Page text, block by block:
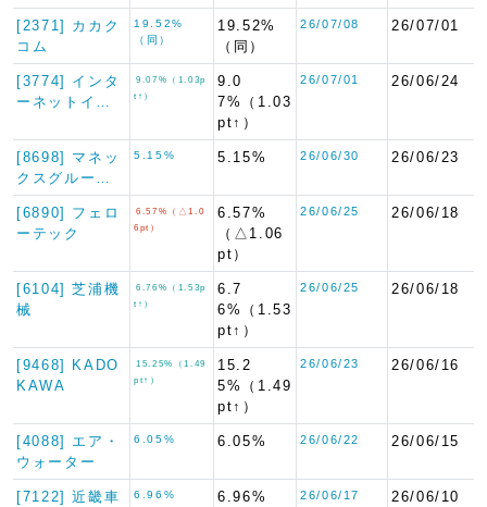
[2371] カカク
コム
19.52%
（同）
19.52%
（同）
26/07/08 26/07/01
[3774] インタ
ーネットイ…
9.07%（1.03p
t↑）
9.0
7%（1.03
pt↑）
26/07/01 26/06/24
[8698] マネッ
クスグルー…
5.15% 5.15% 26/06/30 26/06/23
[6890] フェロ
ーテック
6.57%（△1.0
6pt）
6.57%
（△1.06
pt）
26/06/25 26/06/18
[6104] 芝浦機
械
6.76%（1.53p
t↑）
6.7
6%（1.53
pt↑）
26/06/25 26/06/18
[9468] KADO
KAWA
15.25%（1.49
pt↑）
15.2
5%（1.49
pt↑）
26/06/23 26/06/16
[4088] エア・
ウォーター
6.05% 6.05% 26/06/22 26/06/15
[7122] 近畿車
6.96% 6.96% 26/06/17 26/06/10